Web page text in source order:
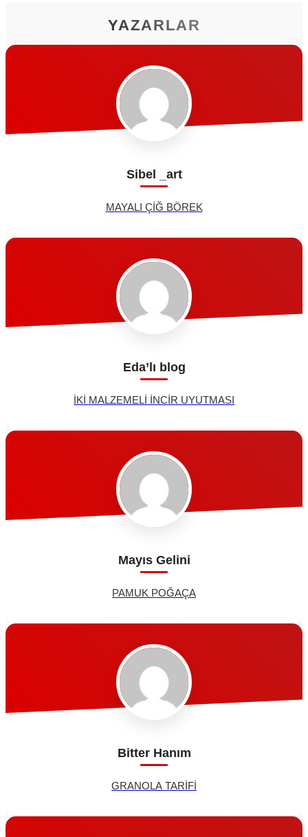
YAZARLAR
Sibel _art
MAYALI ÇİĞ BÖREK
Eda’lı blog
İKİ MALZEMELİ İNCİR UYUTMASI
Mayıs Gelini
PAMUK POĞAÇA
Bitter Hanım
GRANOLA TARİFİ